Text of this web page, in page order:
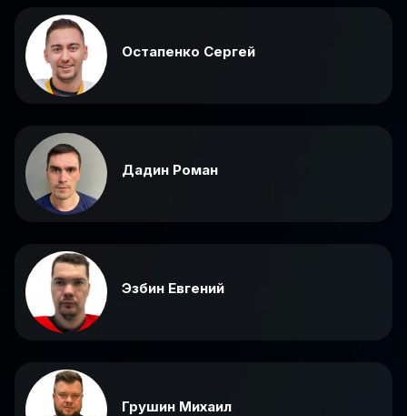
Остапенко Сергей
Дадин Роман
Эзбин Евгений
Грушин Михаил